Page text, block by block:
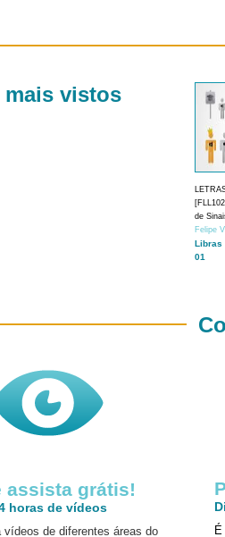
mais vistos
de
Felipe
Libras
01
assista grátis!
horas de vídeos
vídeos de diferentes áreas do